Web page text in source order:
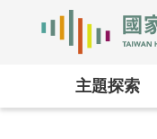
主題探索